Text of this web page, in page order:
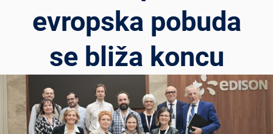
evropska pobuda
se bliža koncu